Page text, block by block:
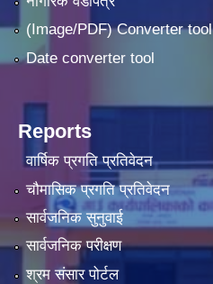
(Image/PDF) Converter tool
Date converter tool
Reports
वार्षिक प्रगति प्रतिवेदन
चौमासिक प्रगति प्रतिवेदन
सार्वजनिक सुनुवाई
सार्वजनिक परीक्षण
श्रम संसार पोर्टल